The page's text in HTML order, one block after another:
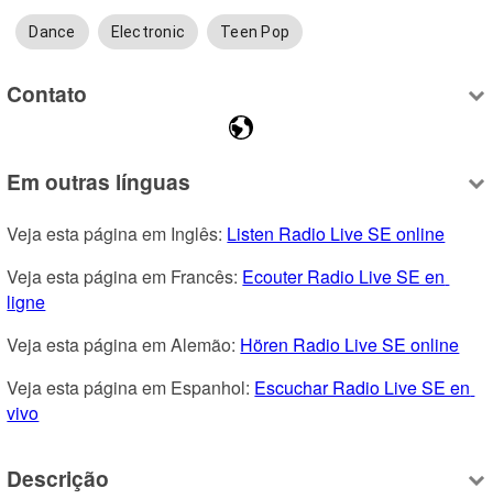
Dance Electronic Teen Pop
Contato
Em outras línguas
Veja esta página em Inglês: Listen Radio Live SE online
Veja esta página em Francês: Ecouter Radio Live SE en
ligne
Veja esta página em Alemão: Hören Radio Live SE online
Veja esta página em Espanhol: Escuchar Radio Live SE en
vivo
Descrição